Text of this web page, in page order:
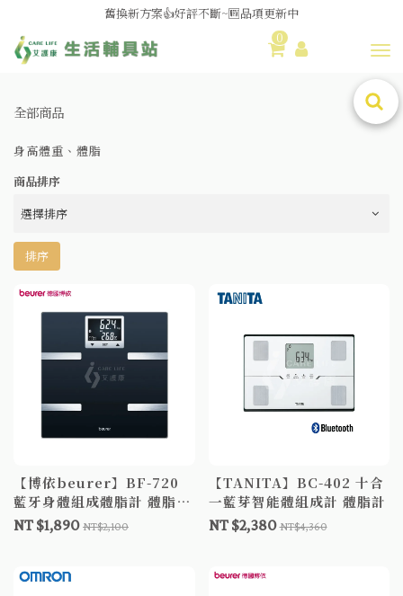
舊換新方案👍好評不斷~🆕品項更新中
😆備餐原來可以這麼輕鬆🎌KEWPIE介護食🍱營養均衡
0
全部商品
身高體重、體脂
商品排序
排序
【博依beurer】BF-720
藍牙身體組成體脂計 體脂計
體脂機 藍芽體脂機
NT $1,890 NT$2,100
【TANITA】BC-402 十合
一藍芽智能體組成計 體脂計
NT $2,380NT$4,360